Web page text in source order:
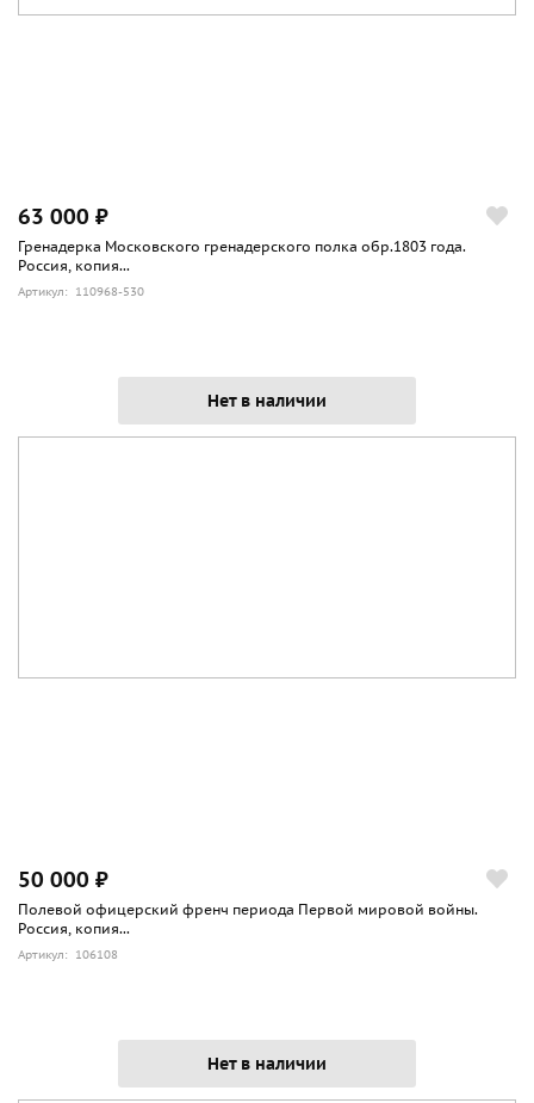
63 000 ₽
Гренадерка Московского гренадерского полка обр.1803 года.
Россия, копия...
Артикул: 110968-530
Нет в наличии
50 000 ₽
Полевой офицерский френч периода Первой мировой войны.
Россия, копия...
Артикул: 106108
Нет в наличии